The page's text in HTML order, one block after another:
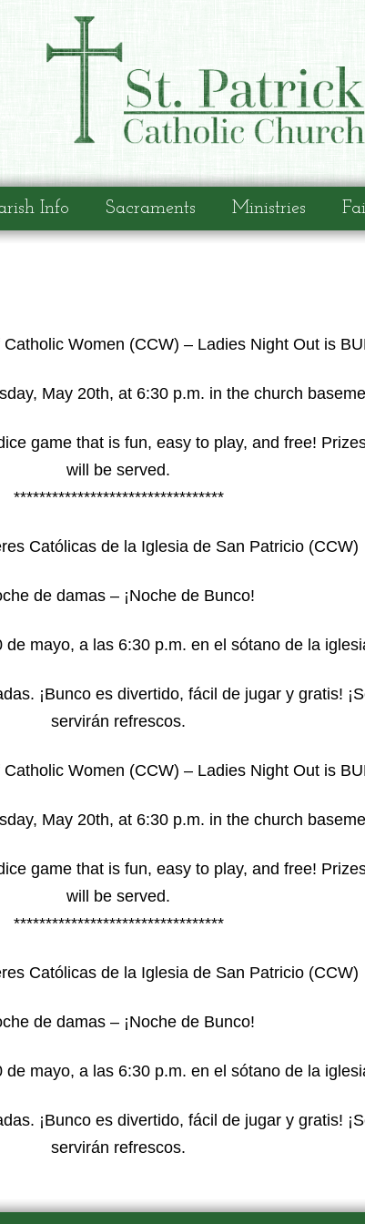
Info Sacraments Ministries
Women (CCW) – Ladies Night Out is
May 20th, at 6:30 p.m. in the church
game that is fun, easy to play, and free!
will be served.
*********************************
Católicas de la Iglesia de San Patricio (CCW)
de damas – ¡Noche de Bunco!
de mayo, a las 6:30 p.m. en el sótano de la
¡Bunco es divertido, fácil de jugar y gratis!
servirán refrescos.
Women (CCW) – Ladies Night Out is
May 20th, at 6:30 p.m. in the church
game that is fun, easy to play, and free!
will be served.
*********************************
Católicas de la Iglesia de San Patricio (CCW)
de damas – ¡Noche de Bunco!
de mayo, a las 6:30 p.m. en el sótano de la
¡Bunco es divertido, fácil de jugar y gratis!
servirán refrescos.